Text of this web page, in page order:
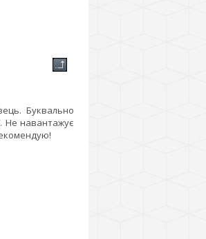
Буквально
Не навантажує